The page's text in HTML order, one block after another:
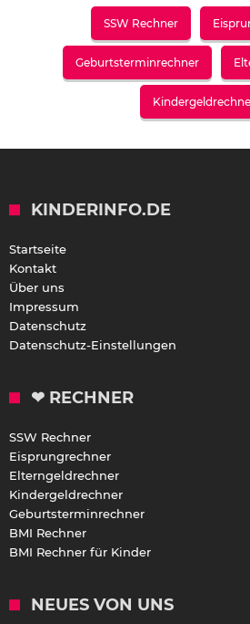
SSW Rechner
Geburtsterminrechner
KINDERINFO.DE
Startseite
Kontakt
Über uns
Impressum
Datenschutz
Datenschutz-Einstellungen
❤ RECHNER
SSW Rechner
Eisprungrechner
Elterngeldrechner
Kindergeldrechner
Geburtsterminrechner
BMI Rechner
BMI Rechner für Kinder
NEUES VON UNS